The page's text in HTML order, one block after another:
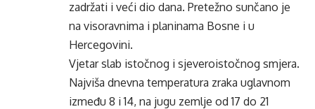
zadržati i veći dio dana. Pretežno sunčano je
na visoravnima i planinama Bosne i u
Hercegovini.
Vjetar slab istočnog i sjeveroistočnog smjera.
Najviša dnevna temperatura zraka uglavnom
između 8 i 14, na jugu zemlje od 17 do 21